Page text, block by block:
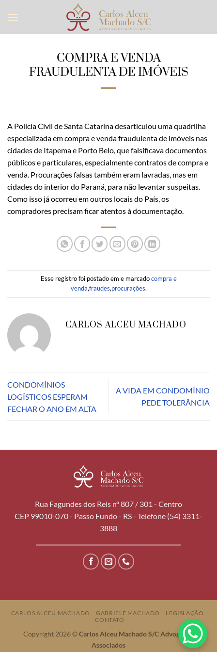
COMPRA E VENDA
FRAUDULENTA DE IMÓVEIS
A Polícia Civil de Santa Catarina desarticulou uma quadrilha
especializada em compra e venda fraudulenta de imóveis nas
cidades de Itapema e Porto Belo, que falsificava documentos
públicos e particulares, especialmente contratos de compra e
venda. Procurações falsas também eram lavradas, mas em
cidades do interior do Paraná, para não levantar suspeitas.
Como isso já ocorreu em outros locais do País, os
compradores precisam ficar atentos à documentação.
Esse registro foi postado em e marcadocompra e
venda,fraudes,procurações.
CARLOS ALCEU MACHADO
CONDOMÍNIOS
LOGÍSTICOS ESPERAM
FECHAR O ANO EM ALTA
A VIDA EM CONDOMÍNIO
PEDE TOLERÂNCIA
Rua Fagundes dos Reis nº 807 / 301 - Centro
CEP 99010-070 - Passo Fundo - RS - Telefone (54) 3311-
3888
CARLOS ALCEU MACHADO GABRIELE MACHADO
LEGISLAÇÃO
CONTATO
Copyright 2026 ©Carlos Alceu Machado S/C Advogados
Associados